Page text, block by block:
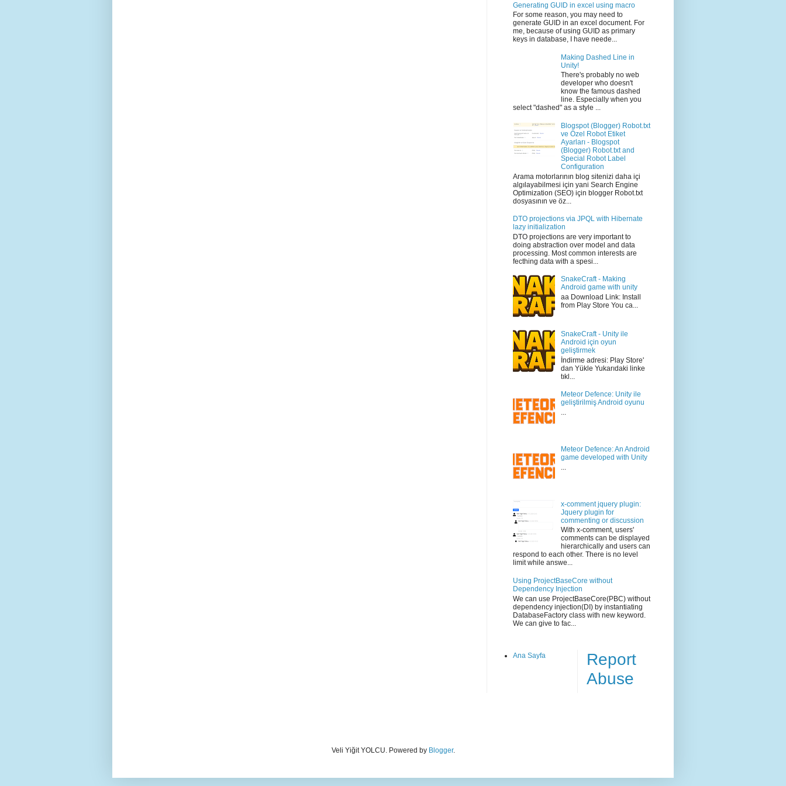
Generating GUID in excel using macro
For some reason, you may need to
generate GUID in an excel document. For
me, because of using GUID as primary
keys in database, I have neede...
Making Dashed Line in
Unity!
There's probably no web
developer who doesn't
know the famous dashed
line. Especially when you
select "dashed" as a style ...
Blogspot (Blogger) Robot.txt
ve Özel Robot Etiket
Ayarları - Blogspot
(Blogger) Robot.txt and
Special Robot Label
Configuration
Arama motorlarının blog sitenizi daha içi
algılayabilmesi için yani Search Engine
Optimization (SEO) için blogger Robot.txt
dosyasının ve öz...
DTO projections via JPQL with Hibernate
lazy initialization
DTO projections are very important to
doing abstraction over model and data
processing. Most common interests are
fecthing data with a spesi...
SnakeCraft - Making
Android game with unity
aa Download Link: Install
from Play Store You ca...
SnakeCraft - Unity ile
Android için oyun
geliştirmek
İndirme adresi: Play Store'
dan Yükle Yukarıdaki linke
tıkl...
Meteor Defence: Unity ile
geliştirilmiş Android oyunu
...
Meteor Defence: An Android
game developed with Unity
x-comment jquery plugin:
Jquery plugin for
commenting or discussion
With x-comment, users'
comments can be displayed
hierarchically and users can
respond to each other. There is no level
limit while answe...
Using ProjectBaseCore without
Dependency Injection
We can use ProjectBaseCore(PBC) without
dependency injection(DI) by instantiating
DatabaseFactory class with new keyword.
We can give to fac...
Ana Sayfa
Report
Abuse
Veli Yiğit YOLCU. Powered by Blogger.